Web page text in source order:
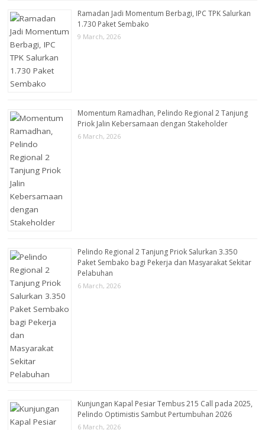
Ramadan Jadi Momentum Berbagi, IPC TPK Salurkan
1.730 Paket Sembako
9 March, 2026
Momentum Ramadhan, Pelindo Regional 2 Tanjung
Priok Jalin Kebersamaan dengan Stakeholder
6 March, 2026
Pelindo Regional 2 Tanjung Priok Salurkan 3.350
Paket Sembako bagi Pekerja dan Masyarakat Sekitar
Pelabuhan
6 March, 2026
Kunjungan Kapal Pesiar Tembus 215 Call pada 2025,
Pelindo Optimistis Sambut Pertumbuhan 2026
6 March, 2026